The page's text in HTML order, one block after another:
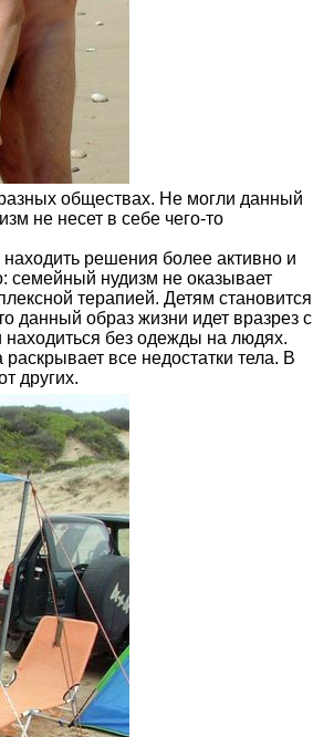
обществах. Не могли данный
не несет в себе чего-то
решения более активно и
семейный нудизм не оказывает
терапией. Детям становится
данный образ жизни идет вразрез с
без одежды на людях.
все недостатки тела. В
других.